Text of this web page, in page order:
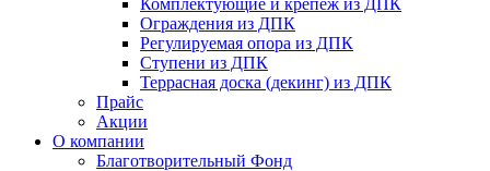
Комплектующие и крепеж из ДПК
Ограждения из ДПК
Регулируемая опора из ДПК
Ступени из ДПК
Террасная доска (декинг) из ДПК
Прайс
Акции
О компании
Благотворительный Фонд